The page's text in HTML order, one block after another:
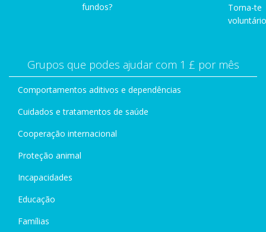
fundos?
Torna-te
Grupos que podes ajudar com 1 £ por mês
Comportamentos aditivos e dependências
Cuidados e tratamentos de saúde
Cooperação internacional
Proteção animal
Incapacidades
Educação
Famílias